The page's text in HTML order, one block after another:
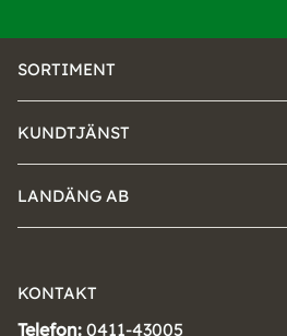
SORTIMENT
KUNDTJÄNST
LANDÄNG AB
KONTAKT
Telefon: 0411-43005